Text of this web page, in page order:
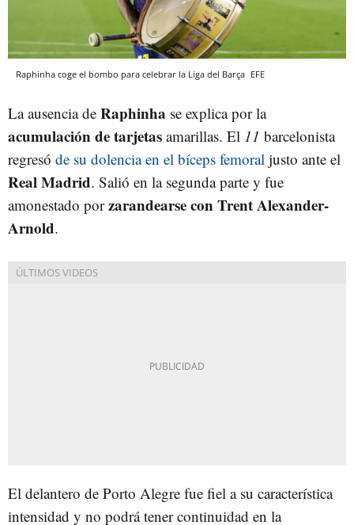
Raphinha coge el bombo para celebrar la Liga del Barça EFE
La ausencia de Raphinha se explica por la
acumulación de tarjetas amarillas. El 11 barcelonista
regresó de su dolencia en el bíceps femoral justo ante el
Real Madrid. Salió en la segunda parte y fue
amonestado porzarandearse con Trent Alexander-
Arnold.
El delantero de Porto Alegre fue fiel a su característica
intensidad y no podrá tener continuidad en la